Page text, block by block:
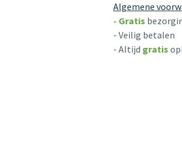
Algemene
- Gratis
- Veilig betalen
- Altijd gratis